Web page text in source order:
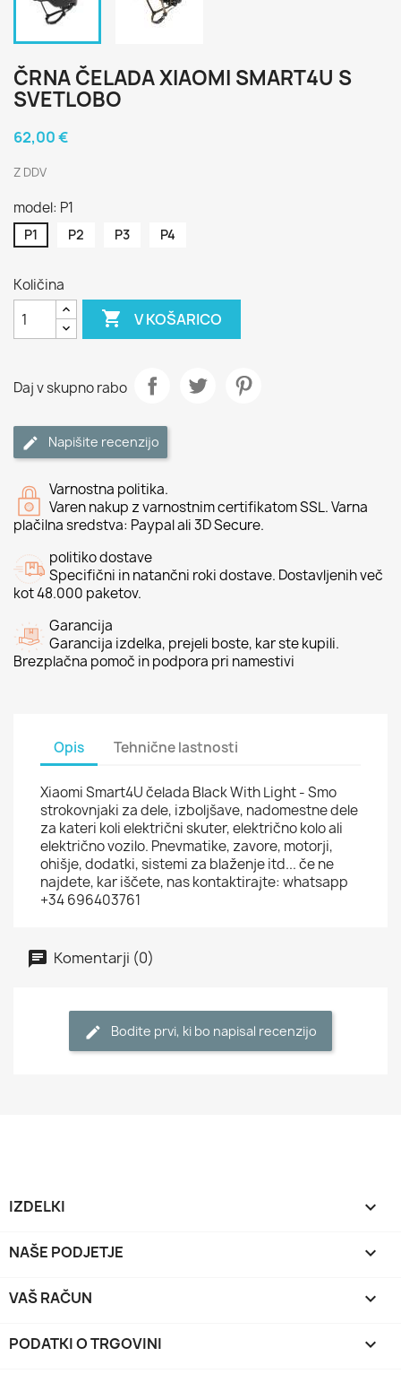
ČRNA ČELADA XIAOMI SMART4U S
SVETLOBO
62,00 €
Z DDV
model: P1
P1 P2 P3 P4
Količina
 V KOŠARICO
Daj v skupno rabo
Napišite recenzijo
Varnostna politika.
Varen nakup z varnostnim certifikatom SSL. Varna
plačilna sredstva: Paypal ali 3D Secure.
politiko dostave
Specifični in natančni roki dostave. Dostavljenih več
kot 48.000 paketov.
Garancija
Garancija izdelka, prejeli boste, kar ste kupili.
Brezplačna pomoč in podpora pri namestivi
Opis Tehnične lastnosti
Xiaomi Smart4U čelada Black With Light - Smo
strokovnjaki za dele, izboljšave, nadomestne dele
za kateri koli električni skuter, električno kolo ali
električno vozilo. Pnevmatike, zavore, motorji,
ohišje, dodatki, sistemi za blaženje itd... če ne
najdete, kar iščete, nas kontaktirajte: whatsapp
+34 696403761
Komentarji (0)
Bodite prvi, ki bo napisal recenzijo
IZDELKI 
NAŠE PODJETJE 
VAŠ RAČUN 
PODATKI O TRGOVINI keyboard_arrow_down